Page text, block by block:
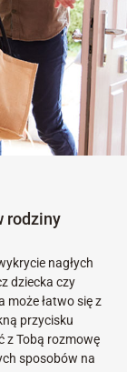
rodziny
nagłych
dziecka czy
może łatwo się z
przycisku
z Tobą rozmowę
sposobów na